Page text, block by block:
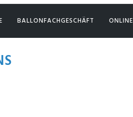
BALLONFACHGESCHÄFT